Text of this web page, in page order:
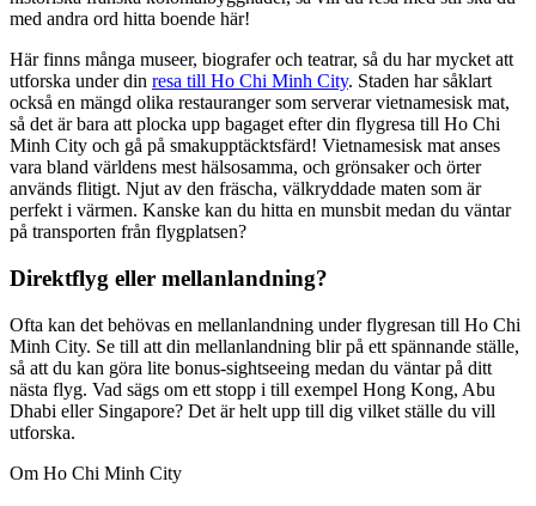
med andra ord hitta boende här!
Här finns många museer, biografer och teatrar, så du har mycket att
utforska under din resa till Ho Chi Minh City. Staden har såklart
också en mängd olika restauranger som serverar vietnamesisk mat,
så det är bara att plocka upp bagaget efter din flygresa till Ho Chi
Minh City och gå på smakupptäcktsfärd! Vietnamesisk mat anses
vara bland världens mest hälsosamma, och grönsaker och örter
används flitigt. Njut av den fräscha, välkryddade maten som är
perfekt i värmen. Kanske kan du hitta en munsbit medan du väntar
på transporten från flygplatsen?
Direktflyg eller mellanlandning?
Ofta kan det behövas en mellanlandning under flygresan till Ho Chi
Minh City. Se till att din mellanlandning blir på ett spännande ställe,
så att du kan göra lite bonus-sightseeing medan du väntar på ditt
nästa flyg. Vad sägs om ett stopp i till exempel Hong Kong, Abu
Dhabi eller Singapore? Det är helt upp till dig vilket ställe du vill
utforska.
Om Ho Chi Minh City